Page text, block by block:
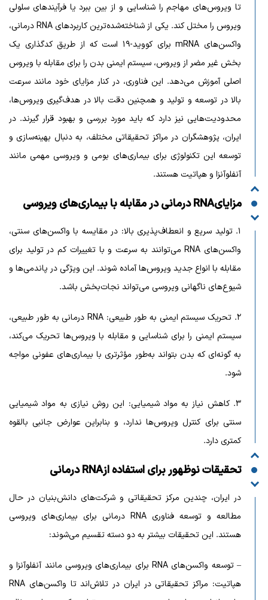
تا ویروس‌های مهاجم را شناسایی و از بین ببرد یا فرآیندهای سلولی
ویروس را مختل کند. یکی از شناخته‌شده‌ترین کاربردهای RNA درمانی،
واکسن‌های mRNA برای کووید-۱۹ است که از طریق کدگذاری یک
بخش غیر مضر از ویروس، سیستم ایمنی بدن را برای مقابله با ویروس
اصلی آموزش می‌دهد. این فناوری، در کنار مزایای خود مانند سرعت
بالا در توسعه و تولید و همچنین دقت بالا در هدف‌گیری ویروس‌ها،
محدودیت‌هایی نیز دارد که باید مورد بررسی و بهبود قرار گیرند. در
ایران، پژوهشگران در مراکز تحقیقاتی مختلف، به دنبال بهینه‌سازی و
توسعه این تکنولوژی برای بیماری‌های بومی و ویروسی مهمی مانند
آنفلوآنزا و هپاتیت هستند.
مزایایRNA درمانی در مقابله با بیماری‌های ویروسی
۱. تولید سریع و انعطاف‌پذیری بالا: در مقایسه با واکسن‌های سنتی،
واکسن‌های RNA می‌توانند به سرعت و با تغییرات کم در تولید برای
مقابله با انواع جدید ویروس‌ها آماده شوند. این ویژگی در پاندمی‌ها و
شیوع‌های ناگهانی ویروسی می‌تواند نجات‌بخش باشد.
۲. تحریک سیستم ایمنی به طور طبیعی: RNA درمانی به طور طبیعی،
سیستم ایمنی را برای شناسایی و مقابله با ویروس‌ها تحریک می‌کند،
به گونه‌ای که بدن بتواند به‌طور مؤثرتری با بیماری‌های عفونی مواجه
شود.
۳. کاهش نیاز به مواد شیمیایی: این روش نیازی به مواد شیمیایی
سنتی برای کنترل ویروس‌ها ندارد، و بنابراین عوارض جانبی بالقوه
کمتری دارد.
تحقیقات نوظهور برای استفاده ازRNA درمانی
در ایران، چندین مرکز تحقیقاتی و شرکت‌های دانش‌بنیان در حال
مطالعه و توسعه فناوری RNA درمانی برای بیماری‌های ویروسی
هستند. این تحقیقات بیشتر به دو دسته تقسیم می‌شوند:
– توسعه واکسن‌های RNA برای بیماری‌های ویروسی مانند آنفلوآنزا و
هپاتیت: مراکز تحقیقاتی در ایران در تلاش‌اند تا واکسن‌های RNA